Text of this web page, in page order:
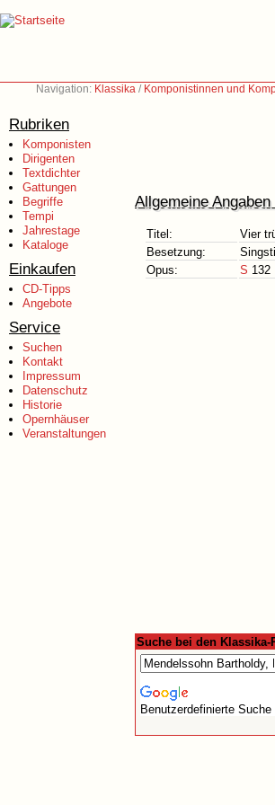
Navigation: Klassika / Komponistinnen und
Rubriken
Komponisten
Dirigenten
Textdichter
Gattungen
Begriffe
Tempi
Jahrestage
Kataloge
Einkaufen
CD-Tipps
Angebote
Service
Suchen
Kontakt
Impressum
Datenschutz
Historie
Opernhäuser
Veranstaltungen
Allgemeine
Titel:
Vier
Besetzung:
Opus:
S 132
Suche bei den Klassika-
Benutzerdefinierte Suche